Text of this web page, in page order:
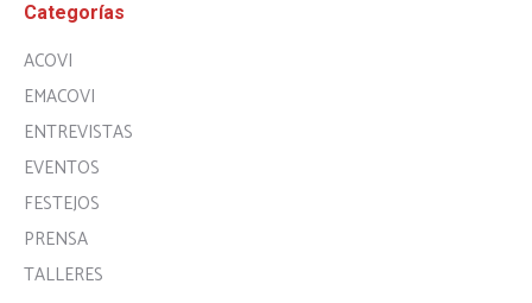
Categorías
ACOVI
EMACOVI
ENTREVISTAS
EVENTOS
FESTEJOS
PRENSA
TALLERES